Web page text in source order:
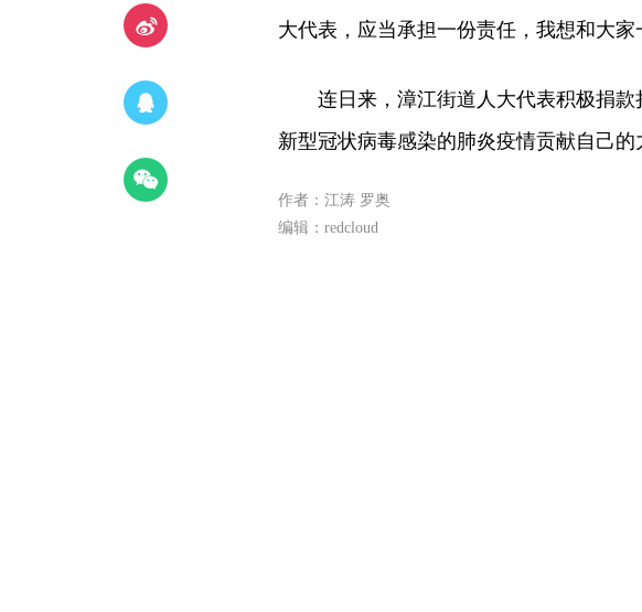
大代表，应当承担一份责任，我想和大
连日来，漳江街道人大代表积极捐款
新型冠状病毒感染的肺炎疫情贡献自己的
作者：江涛 罗奥
编辑：redcloud